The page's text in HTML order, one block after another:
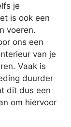
je
is ook een
voeren.
ons een
van je
Vaak is
duurder
dit dus een
om hiervoor